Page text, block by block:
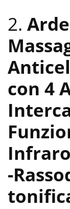
2.
con 4
-